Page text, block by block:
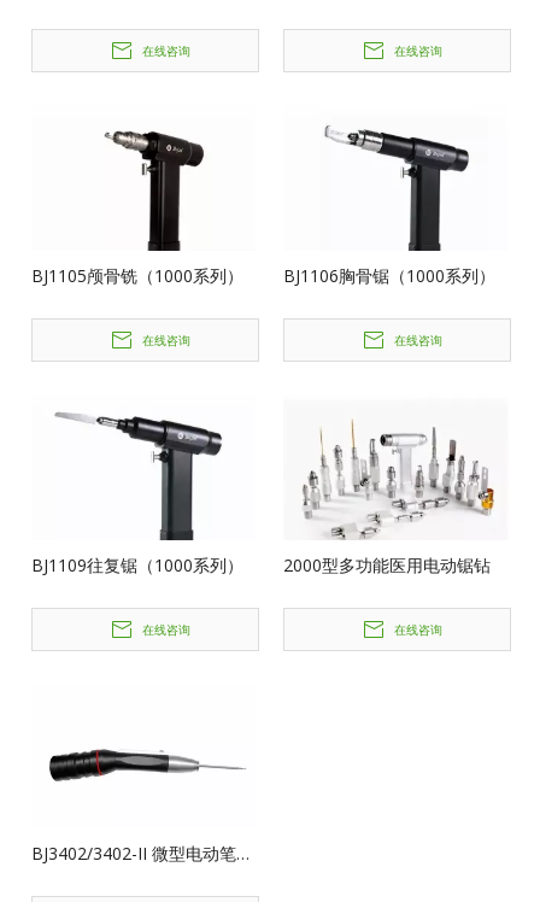
在线咨询 在线咨询
BJ1105颅骨铣（1000系列）
在线咨询
BJ1106胸骨锯（1000系列）
在线咨询
BJ1109往复锯（1000系列）
在线咨询
2000型多功能医用电动锯钻
在线咨询
BJ3402/3402-II 微型电动笔式